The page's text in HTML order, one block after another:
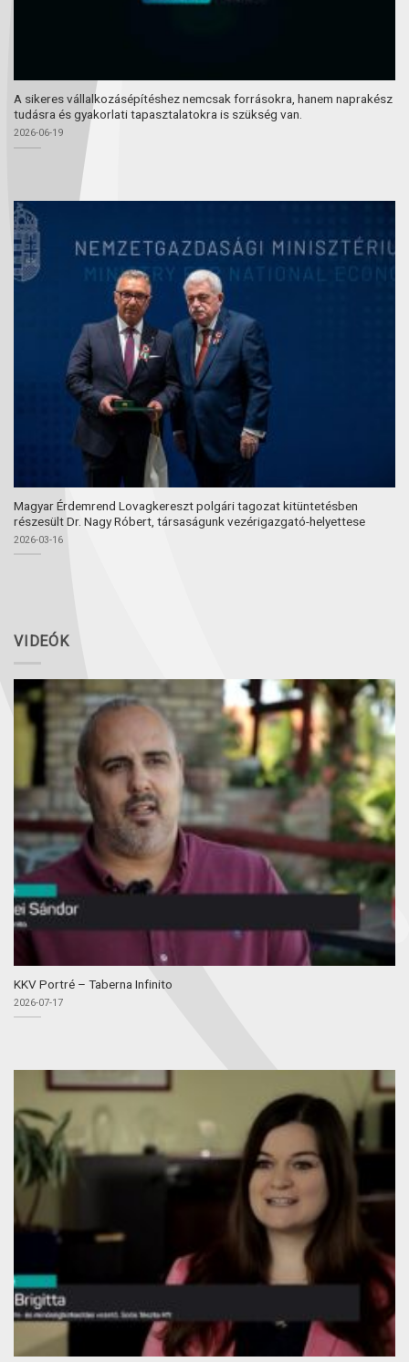
A sikeres vállalkozásépítéshez nemcsak forrásokra, hanem naprakész
tudásra és gyakorlati tapasztalatokra is szükség van.
2026-06-19
Magyar Érdemrend Lovagkereszt polgári tagozat kitüntetésben
részesült Dr. Nagy Róbert, társaságunk vezérigazgató-helyettese
2026-03-16
VIDEÓK
KKV Portré – Taberna Infinito
2026-07-17